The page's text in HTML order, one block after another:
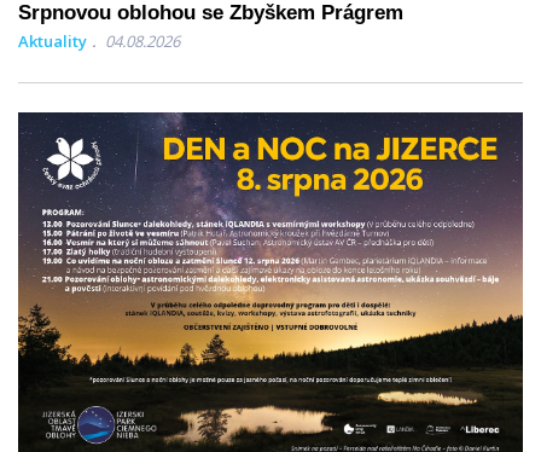
Srpnovou oblohou se Zbyškem Prágrem
Aktuality 04.08.2026